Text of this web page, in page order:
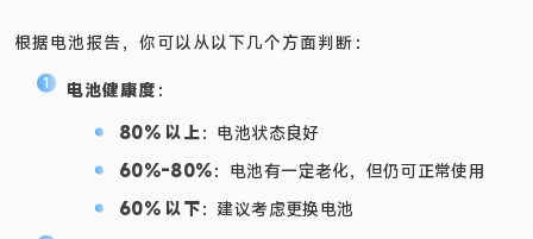
根据电池报告，你可以从以下几个方面判断：
电池健康度 ：
80% 以上：电池状态良好
60%-80%：电池有一定老化，但仍可正常使用
60% 以下：建议考虑更换电池